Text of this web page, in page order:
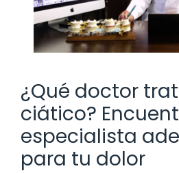
¿Qué doctor
ciático?
especialista
para tu dolor